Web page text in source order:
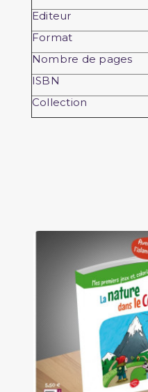
Editeur
Format
Nombre de pages
ISBN
Collection